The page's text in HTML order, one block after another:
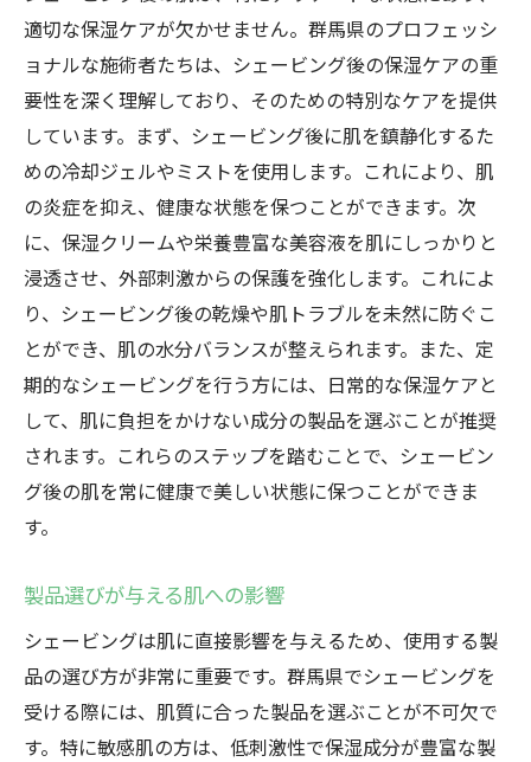
適切な保湿ケアが欠かせません。群馬県のプロフェッシ
ョナルな施術者たちは、シェービング後の保湿ケアの重
要性を深く理解しており、そのための特別なケアを提供
しています。まず、シェービング後に肌を鎮静化するた
めの冷却ジェルやミストを使用します。これにより、肌
の炎症を抑え、健康な状態を保つことができます。次
に、保湿クリームや栄養豊富な美容液を肌にしっかりと
浸透させ、外部刺激からの保護を強化します。これによ
り、シェービング後の乾燥や肌トラブルを未然に防ぐこ
とができ、肌の水分バランスが整えられます。また、定
期的なシェービングを行う方には、日常的な保湿ケアと
して、肌に負担をかけない成分の製品を選ぶことが推奨
されます。これらのステップを踏むことで、シェービン
グ後の肌を常に健康で美しい状態に保つことができま
す。
製品選びが与える肌への影響
シェービングは肌に直接影響を与えるため、使用する製
品の選び方が非常に重要です。群馬県でシェービングを
受ける際には、肌質に合った製品を選ぶことが不可欠で
す。特に敏感肌の方は、低刺激性で保湿成分が豊富な製